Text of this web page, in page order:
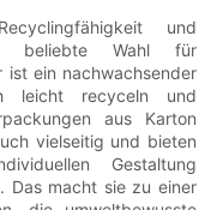
und
beliebte Wahl für
ist ein nachwachsender
leicht recyceln und
aus Karton
vielseitig und bieten
Gestaltung
Das macht sie zu einer